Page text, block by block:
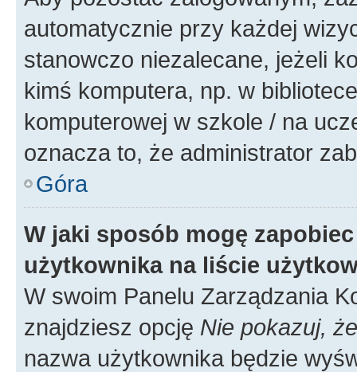
automatycznie przy każdej
stanowczo niezalecane, jeżeli
kimś komputera, np. w
komputerowej w szkole / na
oznacza to, że administrator
Góra
W jaki sposób mogę
użytkownika na liście
W swoim Panelu Zarządzania
znajdziesz opcję Nie pokazuj,
nazwa użytkownika będzie